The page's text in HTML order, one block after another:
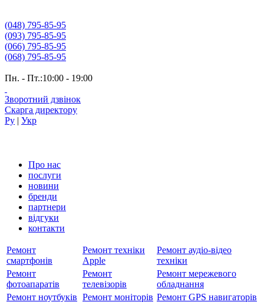
(048) 795-85-95
(093) 795-85-95
(066) 795-85-95
(068) 795-85-95
Пн. - Пт.:10:00 - 19:00
Зворотний дзвінок
Скарга директору
Ру | Укр
Про нас
послуги
новини
бренди
партнери
вiдгуки
контакти
Ремонт
смартфонів
Ремонт техніки
Apple
Ремонт аудіо-відео
техніки
Ремонт
фотоапаратів
Ремонт
телевізорів
Ремонт мережевого
обладнання
Ремонт ноутбуків Ремонт моніторів Ремонт GPS навигаторів